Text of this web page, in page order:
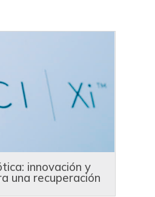
innovación y
una recuperación